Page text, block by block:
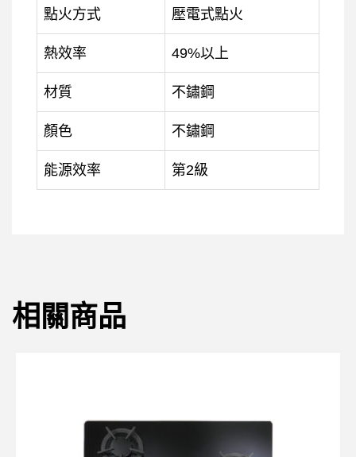
點火方式 壓電式點火
熱效率 49%以上
材質 不鏽鋼
顏色 不鏽鋼
能源效率 第2級
相關商品